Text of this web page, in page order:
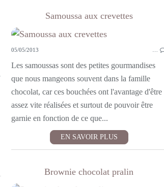
Samoussa aux crevettes
05/05/2013
Les samoussas sont des petites gourmandises
que nous mangeons souvent dans la famille
chocolat, car ces bouchées ont l'avantage d'être
assez vite réalisées et surtout de pouvoir être
garnie en fonction de ce que...
EN SAVOIR PLUS
Brownie chocolat pralin